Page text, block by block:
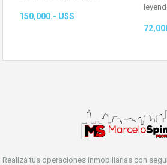
150,000.- U$S
Realizá tus operaciones inmobiliarias con